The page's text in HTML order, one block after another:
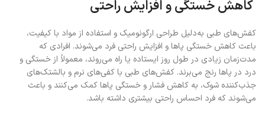
کاهش خستگی و افزایش راحتی
کفش‌های طبی به‌دلیل طراحی ارگونومیک و استفاده از مواد با کیفیت،
باعث کاهش خستگی پاها و افزایش راحتی فرد می‌شوند. افرادی که
مدت‌زمان زیادی در طول روز ایستاده یا راه می‌روند، معمولاً از خستگی و
درد در پاها رنج می‌برند. کفش‌های طبی با کفی‌های نرم و بالشتک‌های
جذب‌کننده شوک، به کاهش فشار و خستگی پاها کمک می‌کنند و باعث
می‌شوند که فرد احساس راحتی بیشتری داشته باشد.